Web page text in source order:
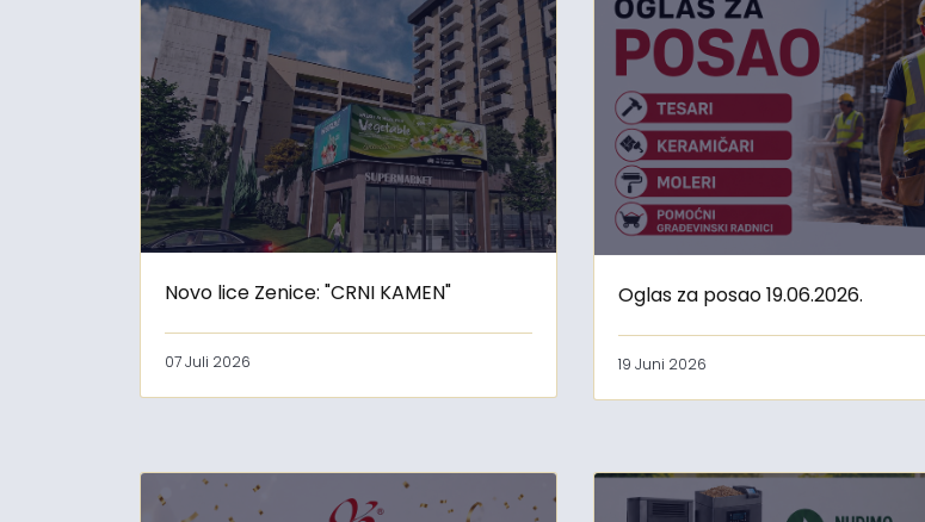
Novo lice Zenice: "CRNI KAMEN"
07 Juli 2026
Oglas za posao 19.06.2026.
19 Juni 2026